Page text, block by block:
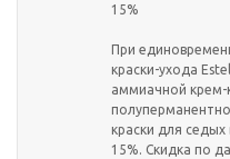
15%
При
краски-ухода
аммиачной крем-
краски для седых
15%. Скидка по